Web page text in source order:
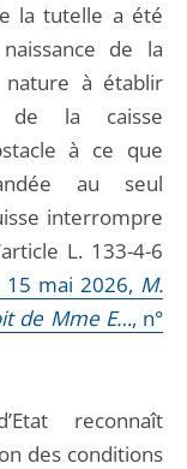
la tutelle a été
de la
nature à établir
de la caisse
à ce que
au seul
interrompre
L. 133-4-6
15 mai 2026, M.
de Mme E…, n°
reconnaît
des conditions